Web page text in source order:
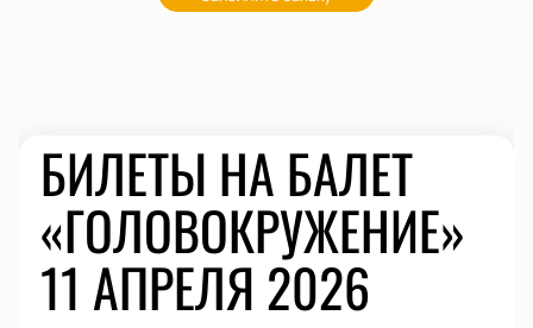
БИЛЕТЫ НА БАЛЕТ
«ГОЛОВОКРУЖЕНИЕ»
11 АПРЕЛЯ 2026